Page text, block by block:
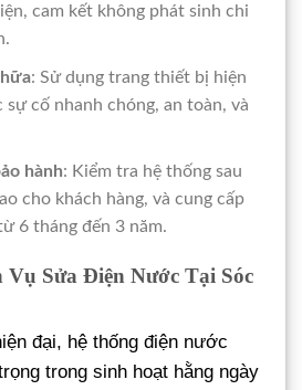
cam kết không phát sinh chi
: Sử dụng trang thiết bị hiện
sự cố nhanh chóng, an toàn, và
hành: Kiểm tra hệ thống sau
cho khách hàng, và cung cấp
6 tháng đến 3 năm.
Vụ Sửa Điện Nước Tại Sóc
đại, hệ thống điện nước
trong sinh hoạt hằng ngày